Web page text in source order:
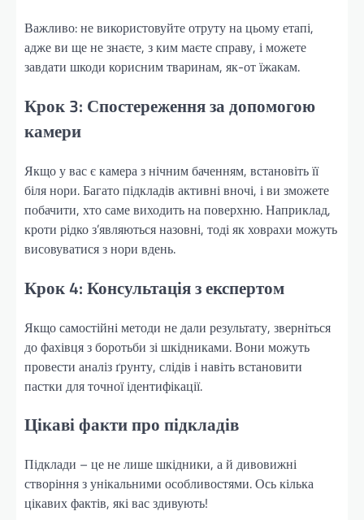
Важливо: не використовуйте отруту на цьому етапі,
адже ви ще не знаєте, з ким маєте справу, і можете
завдати шкоди корисним тваринам, як-от їжакам.
Крок 3: Спостереження за допомогою
камери
Якщо у вас є камера з нічним баченням, встановіть її
біля нори. Багато підкладів активні вночі, і ви зможете
побачити, хто саме виходить на поверхню. Наприклад,
кроти рідко з’являються назовні, тоді як ховрахи можуть
висовуватися з нори вдень.
Крок 4: Консультація з експертом
Якщо самостійні методи не дали результату, зверніться
до фахівця з боротьби зі шкідниками. Вони можуть
провести аналіз ґрунту, слідів і навіть встановити
пастки для точної ідентифікації.
Цікаві факти про підкладів
Підклади – це не лише шкідники, а й дивовижні
створіння з унікальними особливостями. Ось кілька
цікавих фактів, які вас здивують!